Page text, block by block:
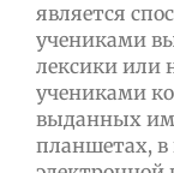
является
учениками
лексики или
учениками
выданных
планшетах, в